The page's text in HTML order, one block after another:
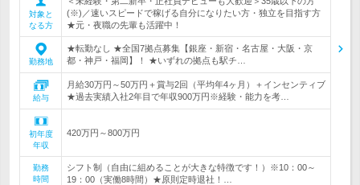
対象と
なる方
(※)／速いスピードで稼げる自分になりたい方・独立を目指す方
★元・夜職の先輩も活躍中！
勤務地
★転勤なし ★全国7拠点募集【銀座・新宿・名古屋・大阪・京
都・神戸・福岡】！ ★いずれの拠点も駅チ…
給与
月給30万円～50万円＋賞与2回（平均年4ヶ月）＋インセンティブ
★過去実績入社2年目で年収900万円※経験・能力を考…
初年度
年収
420万円～800万円
勤務
時間
シフト制（自由に組めることが大きな特徴です！）※10：00～
19：00（実働8時間）★原則定時退社！…